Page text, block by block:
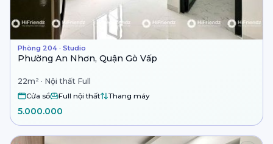
Phòng 204 · Studio
Phường An Nhơn, Quận Gò Vấp
22m² · Nội thất Full
Cửa sổ Full nội thất Thang máy
5.000.000